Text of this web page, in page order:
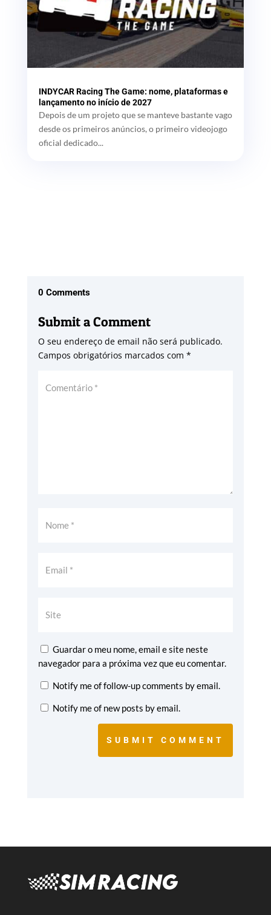
INDYCAR Racing The Game: nome, plataformas e
lançamento no início de 2027
Depois de um projeto que se manteve bastante vago
desde os primeiros anúncios, o primeiro videojogo
oficial dedicado...
0 Comments
Submit a Comment
O seu endereço de email não será publicado.
Campos obrigatórios marcados com *
Guardar o meu nome, email e site neste
navegador para a próxima vez que eu comentar.
Notify me of follow-up comments by email.
Notify me of new posts by email.
SUBMIT COMMENT